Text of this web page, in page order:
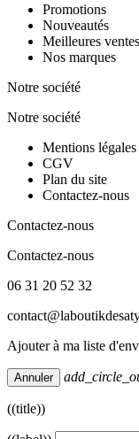
Promotions
Nouveautés
Meilleures ventes
Nos marques
Notre société
Notre société
Mentions légales
CGV
Plan du site
Contactez-nous
Contactez-nous
Contactez-nous
06 31 20 52 32
Ajouter à ma liste
Annuler
((title))